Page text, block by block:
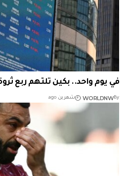
في يوم واحد.. بكين تلتهم ربع
By
WORLDNW شهرين ago